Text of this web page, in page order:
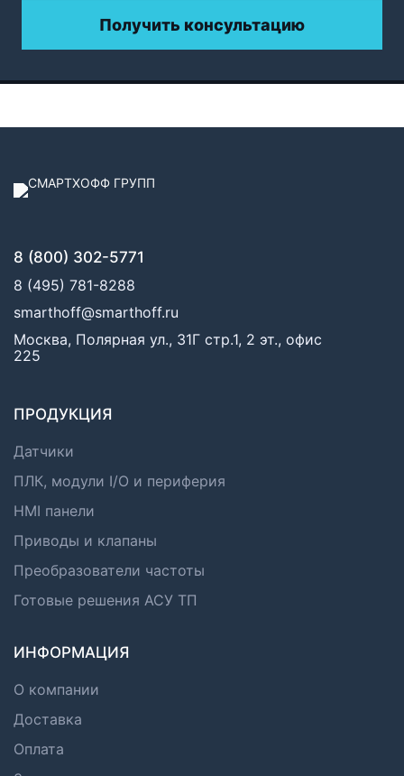
Получить консультацию
8 (800) 302-5771
8 (495) 781-8288
smarthoff@smarthoff.ru
Москва, Полярная ул., 31Г стр.1, 2 эт., офис
225
ПРОДУКЦИЯ
Датчики
ПЛК, модули I/O и периферия
HMI панели
Приводы и клапаны
Преобразователи частоты
Готовые решения АСУ ТП
ИНФОРМАЦИЯ
О компании
Доставка
Оплата